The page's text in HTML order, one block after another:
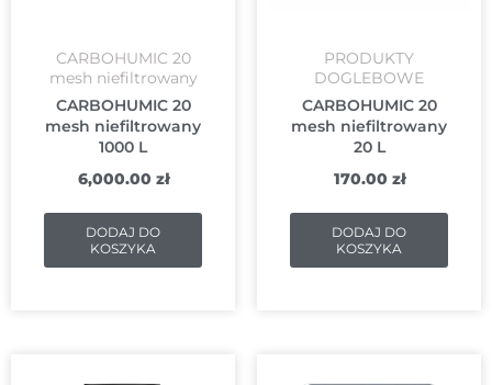
CARBOHUMIC 20
mesh niefiltrowany
CARBOHUMIC 20
mesh niefiltrowany
1000 L
6,000.00 zł
DODAJ DO
KOSZYKA
PRODUKTY
DOGLEBOWE
CARBOHUMIC 20
mesh niefiltrowany
20 L
170.00 zł
DODAJ DO
KOSZYKA